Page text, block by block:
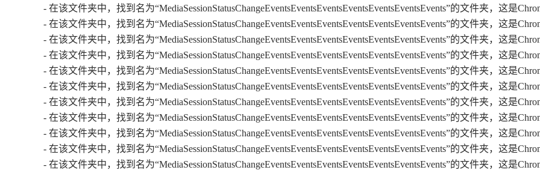
- 在该文件夹中，找到名为“MediaSessionStatusChangeEventsEventsEventsEventsEventsEventsEvents”的文件夹，这是
- 在该文件夹中，找到名为“MediaSessionStatusChangeEventsEventsEventsEventsEventsEventsEvents”的文件夹，这是
- 在该文件夹中，找到名为“MediaSessionStatusChangeEventsEventsEventsEventsEventsEventsEvents”的文件夹，这是
- 在该文件夹中，找到名为“MediaSessionStatusChangeEventsEventsEventsEventsEventsEventsEvents”的文件夹，这是
- 在该文件夹中，找到名为“MediaSessionStatusChangeEventsEventsEventsEventsEventsEventsEvents”的文件夹，这是
- 在该文件夹中，找到名为“MediaSessionStatusChangeEventsEventsEventsEventsEventsEventsEvents”的文件夹，这是
- 在该文件夹中，找到名为“MediaSessionStatusChangeEventsEventsEventsEventsEventsEventsEvents”的文件夹，这是
- 在该文件夹中，找到名为“MediaSessionStatusChangeEventsEventsEventsEventsEventsEventsEvents”的文件夹，这是
- 在该文件夹中，找到名为“MediaSessionStatusChangeEventsEventsEventsEventsEventsEventsEvents”的文件夹，这是
- 在该文件夹中，找到名为“MediaSessionStatusChangeEventsEventsEventsEventsEventsEventsEvents”的文件夹，这是
- 在该文件夹中，找到名为“MediaSessionStatusChangeEventsEventsEventsEventsEventsEventsEvents”的文件夹，这是